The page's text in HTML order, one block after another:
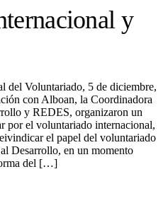
y
del Voluntariado, 5 de diciembre,
con Alboan, la Coordinadora
y REDES, organizaron un
por el voluntariado internacional,
el papel del voluntariado
Desarrollo, en un momento
del […]